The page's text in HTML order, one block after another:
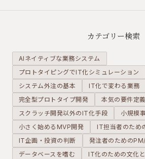
ではあり
リソース
を最適化
し、リス
クを管理
し、意思
決定を支
える「プ
ロジェク
トの司令
塔」で
けで行う
がありま
す。WBS
やカンバ
ンといっ
た考え方
と、それ
を支える
Backlog
や
Redmine
などのIT
ツールを
カテゴリー検索
AIネイティブな業務システム
プロトタイピングでIT化シミュレーション
システム外注の基本
IT化で変わる業務
完全型プロトタイプ開発
本気の要件定義
スクラッチ開発以外のIT化手段
小規模
小さく始めるMVP開発
IT担当者のため
IT企画・投資の判断
発注者のための
データベースを嗜む
IT化のための文化